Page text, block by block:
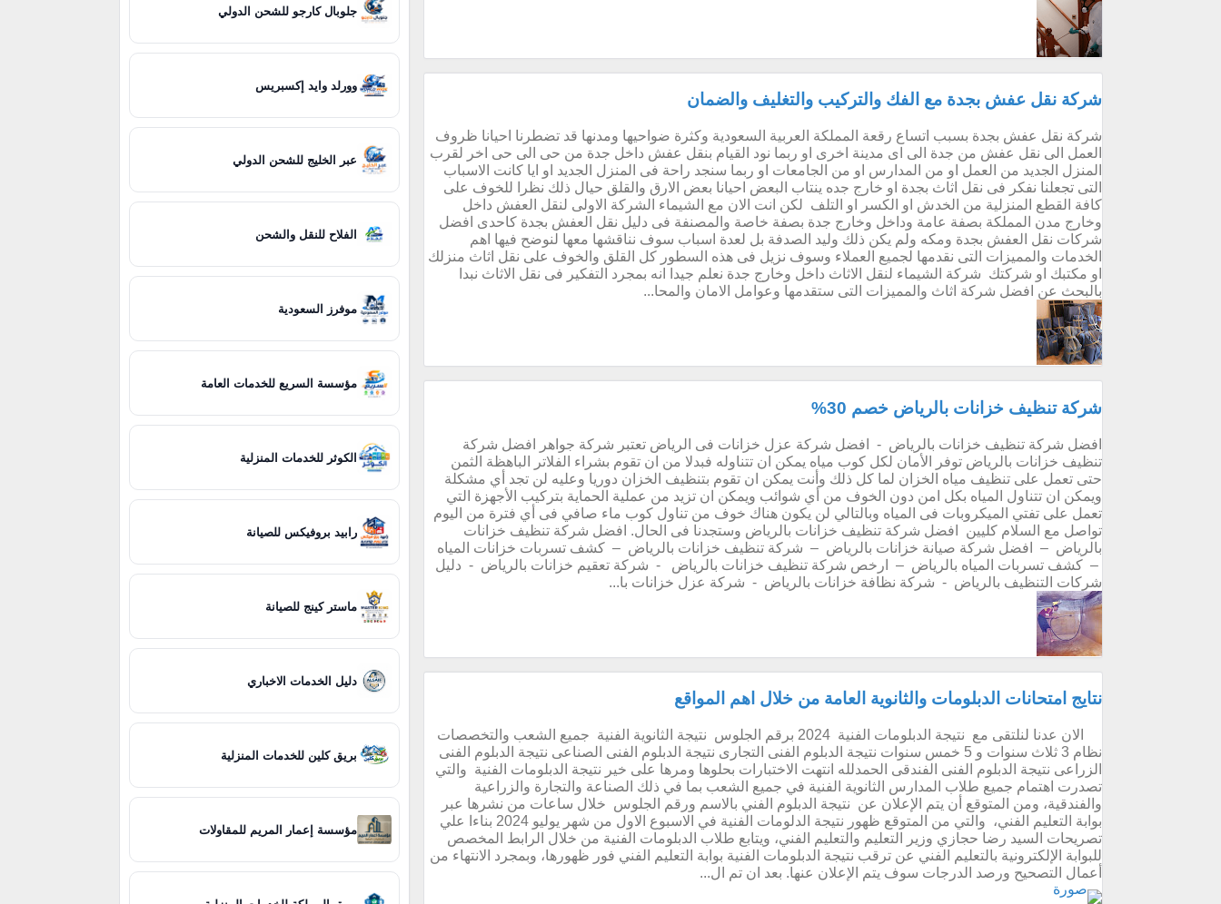
شركة نقل عفش بجدة مع الفك والتركيب والتغليف والضمان
شركة نقل عفش بجدة بسبب اتساع رقعة المملكة العربية السعودية وكثرة ضواحيها ومدنها قد تضطرنا احيانا ظروف
العمل الى نقل عفش من جدة الى اى مدينة اخرى او ربما نود القيام بنقل عفش داخل جدة من حى الى حى اخر لقرب
المنزل الجديد من العمل او من المدارس او من الجامعات او ربما سنجد راحة فى المنزل الجديد او ايا كانت الاسباب
التى تجعلنا نفكر فى نقل اثاث بجدة او خارج جده ينتاب البعض احيانا بعض الارق والقلق حيال ذلك نظرا للخوف على
كافة القطع المنزلية من الخدش او الكسر او التلف لكن انت الان مع الشيماء الشركة الاولى لنقل العفش داخل
وخارج مدن المملكة بصفة عامة وداخل وخارج جدة بصفة خاصة والمصنفة فى دليل نقل العفش بجدة كاحدى افضل
شركات نقل العفش بجدة ومكه ولم يكن ذلك وليد الصدفة بل لعدة اسباب سوف نناقشها معها لنوضح فيها اهم
الخدمات والمميزات التى نقدمها لجميع العملاء وسوف نزيل فى هذه السطور كل القلق والخوف على نقل اثاث منزلك
او مكتبك او شركتك شركة الشيماء لنقل الاثاث داخل وخارج جدة نعلم جيدا انه بمجرد التفكير فى نقل الاثاث نبدا
بالبحث عن افضل شركة اثاث والمميزات التى ستقدمها وعوامل الامان والمحا...
شركة تنظيف خزانات بالرياض خصم 30%
افضل شركة تنظيف خزانات بالرياض - افضل شركة عزل خزانات فى الرياض تعتبر شركة جواهر افضل شركة
تنظيف خزانات بالرياض توفر الأمان لكل كوب مياه يمكن ان تتناوله فبدلا من ان تقوم بشراء الفلاتر الباهظة الثمن
حتى تعمل على تنظيف مياه الخزان لما كل ذلك وأنت يمكن ان تقوم بتنظيف الخزان دوريا وعليه لن تجد أي مشكلة
ويمكن ان تتناول المياه بكل امن دون الخوف من أي شوائب ويمكن ان تزيد من عملية الحماية بتركيب الأجهزة التي
تعمل على تفتي الميكروبات فى المياه وبالتالي لن يكون هناك خوف من تناول كوب ماء صافي فى أي فترة من اليوم
تواصل مع السلام كليين افضل شركة تنظيف خزانات بالرياض وستجدنا فى الحال. افضل شركة تنظيف خزانات
بالرياض – افضل شركة صيانة خزانات بالرياض – شركة تنظيف خزانات بالرياض – كشف تسربات خزانات المياه
– كشف تسربات المياه بالرياض – ارخص شركة تنظيف خزانات بالرياض - شركة تعقيم خزانات بالرياض - دليل
شركات التنظيف بالرياض - شركة نظافة خزانات بالرياض - شركة عزل خزانات با...
نتايج امتحانات الدبلومات والثانوية العامة من خلال اهم المواقع
الان عدنا لنلتقى مع نتيجة الدبلومات الفنية 2024 برقم الجلوس نتيجة الثانوية الفنية جميع الشعب والتخصصات
نظام 3 ثلاث سنوات و 5 خمس سنوات نتيجة الدبلوم الفنى التجارى نتيجة الدبلوم الفنى الصناعى نتيجة الدبلوم الفنى
الزراعى نتيجة الدبلوم الفنى الفندقى الحمدلله انتهت الاختبارات بحلوها ومرها على خير نتيجة الدبلومات الفنية والتي
تصدرت اهتمام جميع طلاب المدارس الثانوية الفنية في جميع الشعب بما في ذلك الصناعة والتجارة والزراعية
والفندقية، ومن المتوقع أن يتم الإعلان عن نتيجة الدبلوم الفني بالاسم ورقم الجلوس خلال ساعات من نشرها عبر
بوابة التعليم الفني، والتي من المتوقع ظهور نتيجة الدلومات الفنية في الاسبوع الاول من شهر يوليو 2024 بناءا علي
تصريحات السيد رضا حجازي وزير التعليم والتعليم الفني، ويتابع طلاب الدبلومات الفنية من خلال الرابط المخصص
للبوابة الإلكترونية بالتعليم الفني عن ترقب نتيجة الدبلومات الفنية بوابة التعليم الفني فور ظهورها، وبمجرد الانتهاء من
أعمال التصحيح ورصد الدرجات سوف يتم الإعلان عنها. بعد ان تم ال...
جلوبال كارجو للشحن الدولي
وورلد وايد إكسبريس
عبر الخليج للشحن الدولي
الفلاح للنقل والشحن
موفرز السعودية
مؤسسة السريع للخدمات العامة
الكوثر للخدمات المنزلية
رابيد بروفيكس للصيانة
ماستر كينج للصيانة
دليل الخدمات الاخباري
بريق كلين للخدمات المنزلية
مؤسسة إعمار المريم للمقاولات